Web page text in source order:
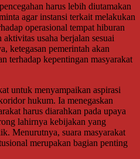
harus lebih diutamakan
agar instansi terkait melakukan
operasional tempat hiburan
usaha berjalan sesuai
ketegasan pemerintah akan
terhadap kepentingan masyarakat
untuk menyampaikan aspirasi
hukum. Ia menegaskan
harus diarahkan pada upaya
lahirnya kebijakan yang
Menurutnya, suara masyarakat
merupakan bagian penting